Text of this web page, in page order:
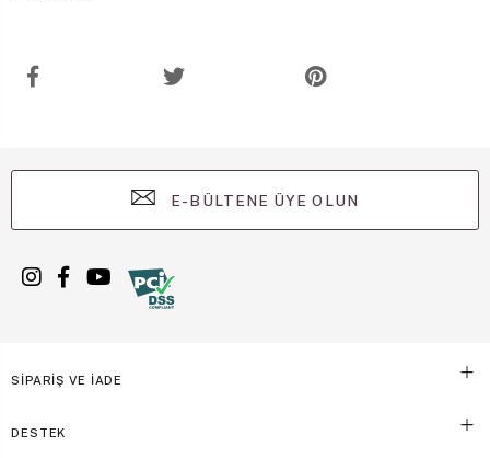
E-BÜLTENE ÜYE OLUN
SİPARİŞ VE İADE
DESTEK